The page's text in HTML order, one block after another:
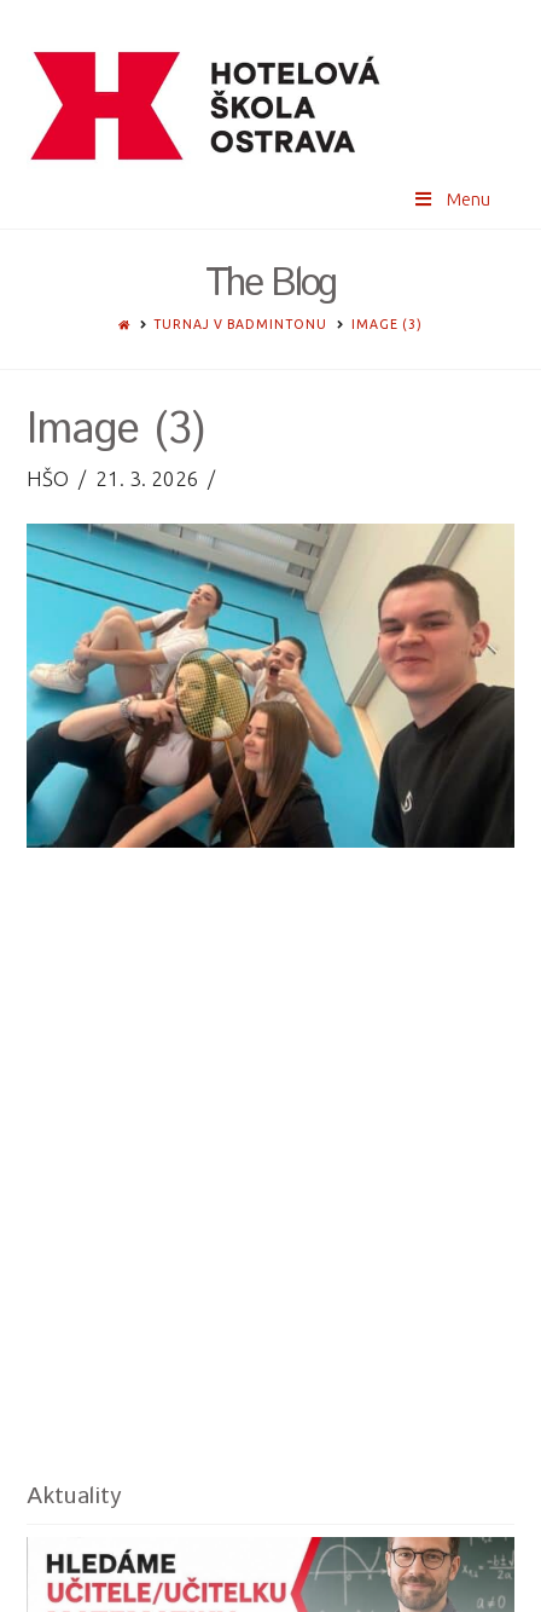
Menu
The Blog
HOMETURNAJ V BADMINTONU IMAGE (3)
Image (3)
HŠO 21. 3. 2026
Aktuality